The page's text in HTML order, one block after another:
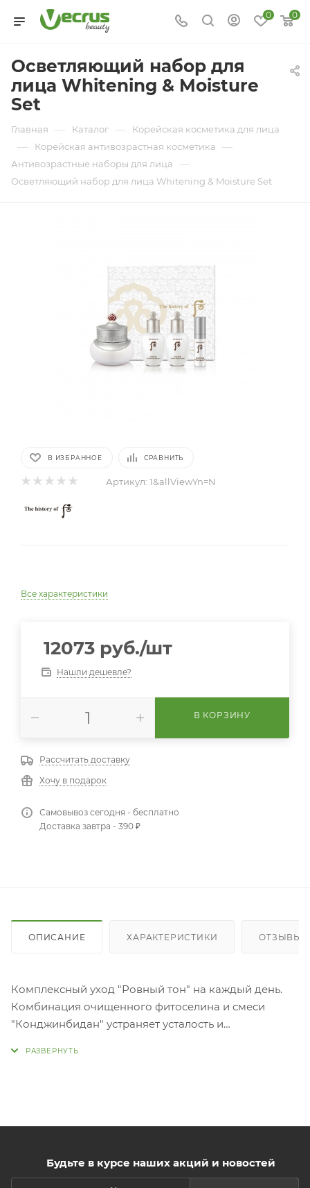
0 0
Осветляющий набор для
лица Whitening & Moisture
Set
Главная — Каталог — Корейская косметика для лица
— Корейская антивозрастная косметика —
Антивозрастные наборы для лица —
Осветляющий набор для лица Whitening & Moisture Set
В ИЗБРАННОЕ СРАВНИТЬ
Артикул: 1&allViewYn=N
Все характеристики
12073 руб./шт
Нашли дешевле?
В КОРЗИНУ
Рассчитать доставку
Хочу в подарок
Самовывоз сегодня - бесплатно
Доставка завтра - 390 ₽
ОПИСАНИЕ ХАРАКТЕРИСТИКИ ОТЗЫВЫ
Комплексный уход "Ровный тон" на каждый день.
Комбинация очищенного фитоселина и смеси
"Конджинбидан" устраняет усталость и
белой орхидеи, экстракт пиона, экстракт белого
пории кокосовидной, экстракт белого огурца. Крем
не только выравнивает тон кожи, высветляя темные
Будьте в курсе наших акций и новостей